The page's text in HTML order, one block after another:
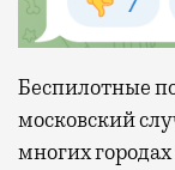
Беспилотные
московский
многих